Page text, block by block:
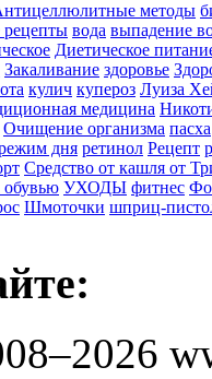
методы
рецепты вода выпадение
Диетическое
Закаливание здоровье
кулич купероз Луиза
медицина
Очищение организма пасха
дня ретинол Рецепт
Средство от кашля от
обувью УХОДЫ фитнес
Шмоточки шприц-